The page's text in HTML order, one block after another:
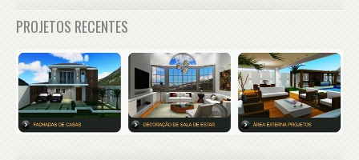
PROJETOS RECENTES